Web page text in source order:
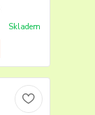
Skladem